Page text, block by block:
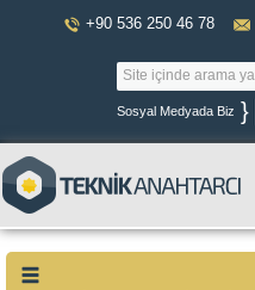
+90 536 250 46 78
Sosyal Medyada Biz }